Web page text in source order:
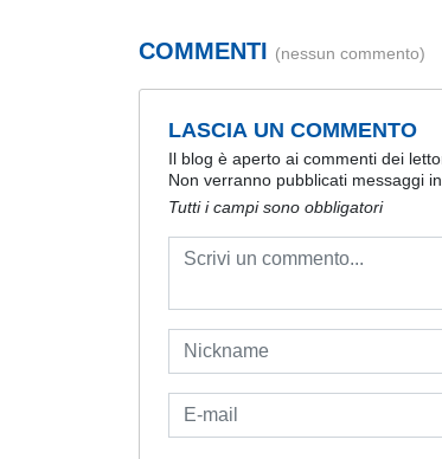
COMMENTI (nessun commento)
LASCIA UN COMMENTO
Il blog è aperto ai commenti dei
Non verranno pubblicati messaggi
Tutti i campi sono obbligatori